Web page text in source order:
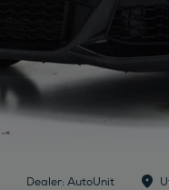
Dealer: AutoUnit